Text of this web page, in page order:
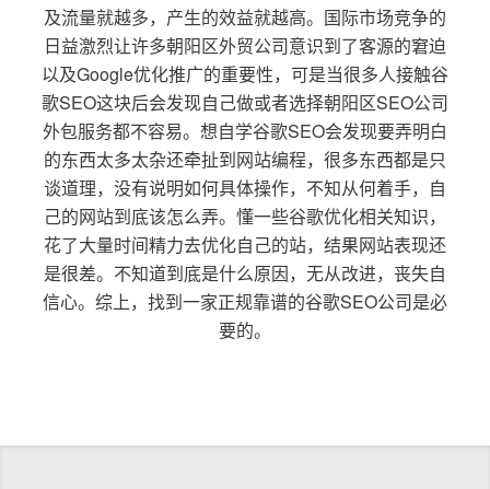
及流量就越多，产生的效益就越高。国际市场竞争的
日益激烈让许多朝阳区外贸公司意识到了客源的窘迫
以及Google优化推广的重要性，可是当很多人接触谷
歌SEO这块后会发现自己做或者选择朝阳区SEO公司
外包服务都不容易。想自学谷歌SEO会发现要弄明白
的东西太多太杂还牵扯到网站编程，很多东西都是只
谈道理，没有说明如何具体操作，不知从何着手，自
己的网站到底该怎么弄。懂一些谷歌优化相关知识，
花了大量时间精力去优化自己的站，结果网站表现还
是很差。不知道到底是什么原因，无从改进，丧失自
信心。综上，找到一家正规靠谱的谷歌SEO公司是必
要的。